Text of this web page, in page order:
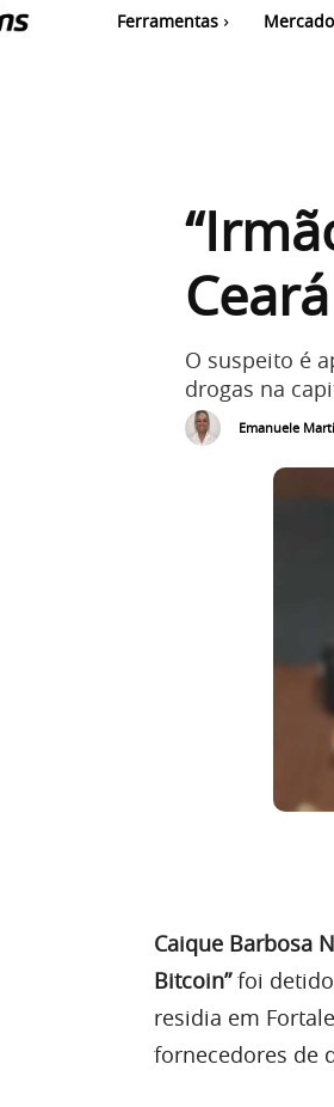
Ferramentas
O suspeito é
drogas na
Emanuele
Caique Barbosa
Bitcoin”foi detido
residia em
fornecedores de